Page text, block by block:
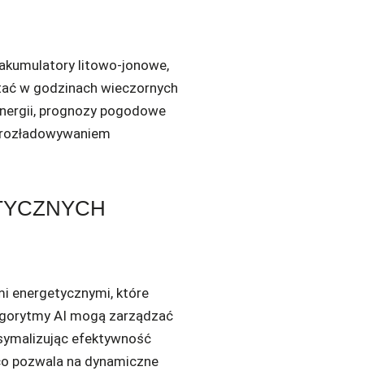
litowo-jonowe,
w godzinach wieczornych
prognozy pogodowe
energetycznymi, które
AI mogą zarządzać
efektywność
pozwala na dynamiczne